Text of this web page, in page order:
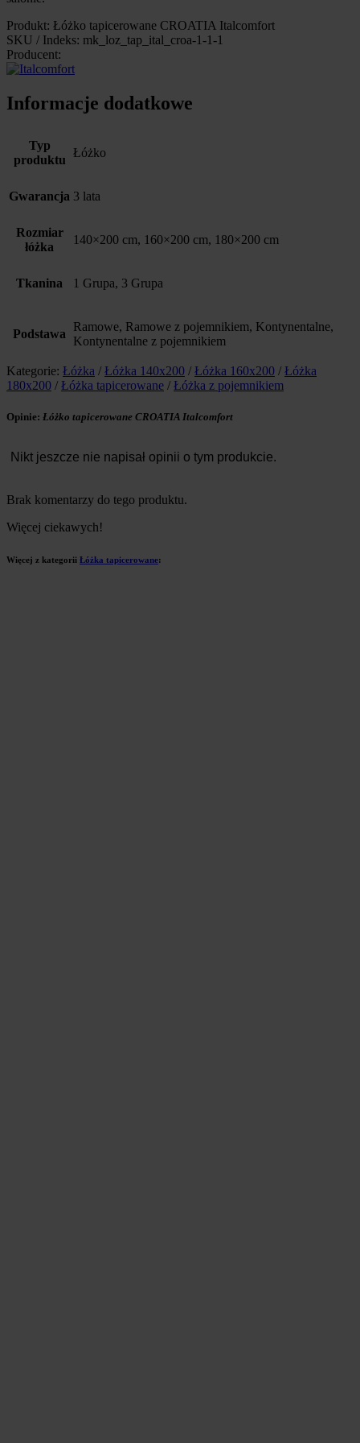
Produkt: Łóżko tapicerowane CROATIA Italcomfort
SKU / Indeks: mk_loz_tap_ital_croa-1-1-1
Producent:
Informacje dodatkowe
Typ
produktu
Łóżko
Gwarancja 3 lata
Rozmiar
łóżka
140×200 cm, 160×200 cm, 180×200 cm
Tkanina 1 Grupa, 3 Grupa
Podstawa
Ramowe, Ramowe z pojemnikiem, Kontynentalne,
Kontynentalne z pojemnikiem
Kategorie: Łóżka / Łóżka 140x200 / Łóżka 160x200 / Łóżka
180x200 / Łóżka tapicerowane / Łóżka z pojemnikiem
Opinie: Łóżko tapicerowane CROATIA Italcomfort
Nikt jeszcze nie napisał opinii o tym produkcie.
Brak komentarzy do tego produktu.
Więcej ciekawych!
Więcej z kategorii Łóżka tapicerowane: